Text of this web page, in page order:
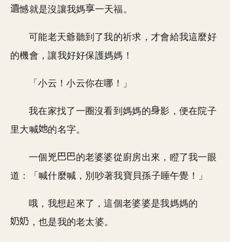
憾就是沒讓我媽
一天福。
可能老天爺聽到了我的祈求，才會給我這麼好
的機會，讓我好好保護媽媽！
「小云！小云你在哪！」
我在家找了一圈沒看到媽媽的
影，便在院子
里大喊
的名字。
一個兇
的老婆婆從廚房出來，瞪了我一眼
道：「喊什麼喊，別吵著我寶貝孫子睡午覺！」
哦，我想起來了，這個老婆婆是我媽媽的
，也是我的老太婆。